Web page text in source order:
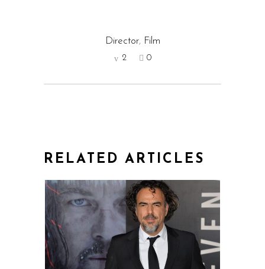
Director, Film
2 0
RELATED ARTICLES